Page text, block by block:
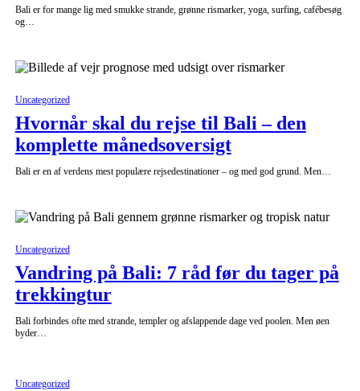
Bali er for mange lig med smukke strande, grønne rismarker, yoga, surfing, cafébesøg
og…
Uncategorized
Hvornår skal du rejse til Bali – den
komplette månedsoversigt
Bali er en af verdens mest populære rejsedestinationer – og med god grund. Men…
Uncategorized
Vandring på Bali: 7 råd før du tager på
trekkingtur
Bali forbindes ofte med strande, templer og afslappende dage ved poolen. Men øen
byder…
Uncategorized